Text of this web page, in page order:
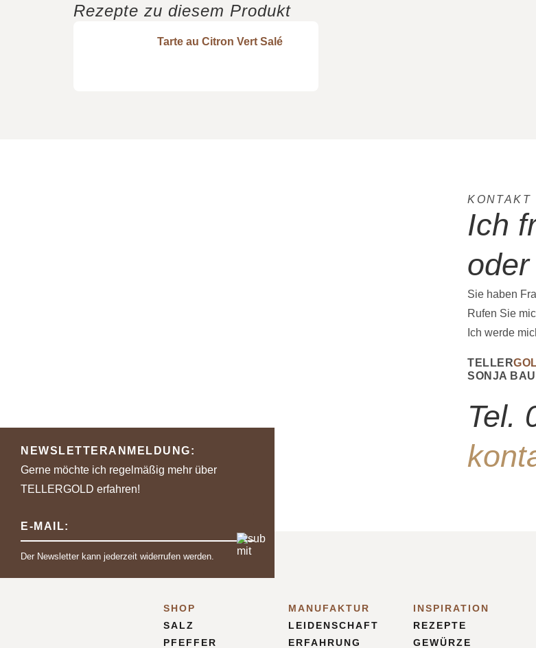
Rezepte zu diesem Produkt
Tarte au Citron Vert Salé
KONTAKT
Ich
oder
Sie haben
Rufen Sie
Ich werde
TELLER
SONJA
Tel.
NEWSLETTERANMELDUNG:
Gerne möchte ich regelmäßig mehr über
TELLERGOLD erfahren!
E-MAIL:
Der Newsletter kann jederzeit widerrufen werden.
SHOP
SALZ
PFEFFER
MANUFAKTUR
LEIDENSCHAFT
ERFAHRUNG
INSPIRATION
REZEPTE
GEWÜRZE